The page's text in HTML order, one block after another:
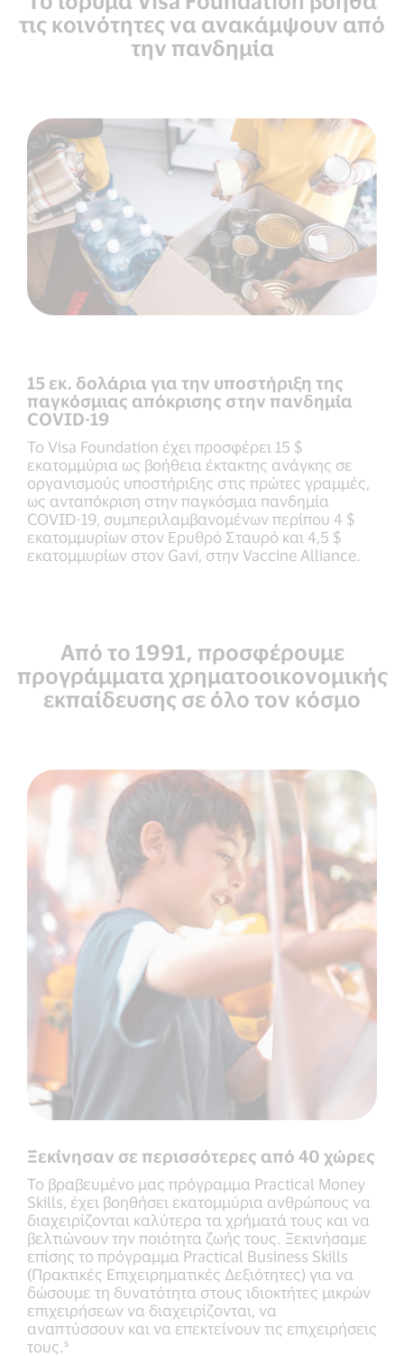
τις κοινότητες να ανακάμψουν από
την πανδημία
15 εκ. δολάρια για την υποστήριξη της
παγκόσμιας απόκρισης στην πανδημία
COVID-19
Το Visa Foundation έχει προσφέρει 15 $
εκατομμύρια ως βοήθεια έκτακτης ανάγκης σε
οργανισμούς υποστήριξης στις πρώτες γραμμές,
ως ανταπόκριση στην παγκόσμια πανδημία
COVID-19, συμπεριλαμβανομένων περίπου 4 $
εκατομμυρίων στον Ερυθρό Σταυρό και 4,5 $
εκατομμυρίων στον Gavi, στην Vaccine Alliance.
Από το 1991, προσφέρουμε
προγράμματα χρηματοοικονομικής
εκπαίδευσης σε όλο τον κόσμο
Ξεκίνησαν σε περισσότερες από 40 χώρες
Το βραβευμένο μας πρόγραμμα Practical Money
Skills, έχει βοηθήσει εκατομμύρια ανθρώπους να
διαχειρίζονται καλύτερα τα χρήματά τους και να
βελτιώνουν την ποιότητα ζωής τους. Ξεκινήσαμε
επίσης το πρόγραμμα Practical Business Skills
(Πρακτικές Επιχειρηματικές Δεξιότητες) για να
δώσουμε τη δυνατότητα στους ιδιοκτήτες μικρών
επιχειρήσεων να διαχειρίζονται, να
αναπτύσσουν και να επεκτείνουν τις επιχειρήσεις
τους.⁵